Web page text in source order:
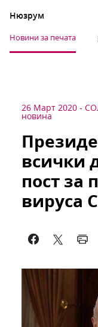
Нюзрум
Новини за печата
26 Март 2020 -
новина
всички
пост за
вируса